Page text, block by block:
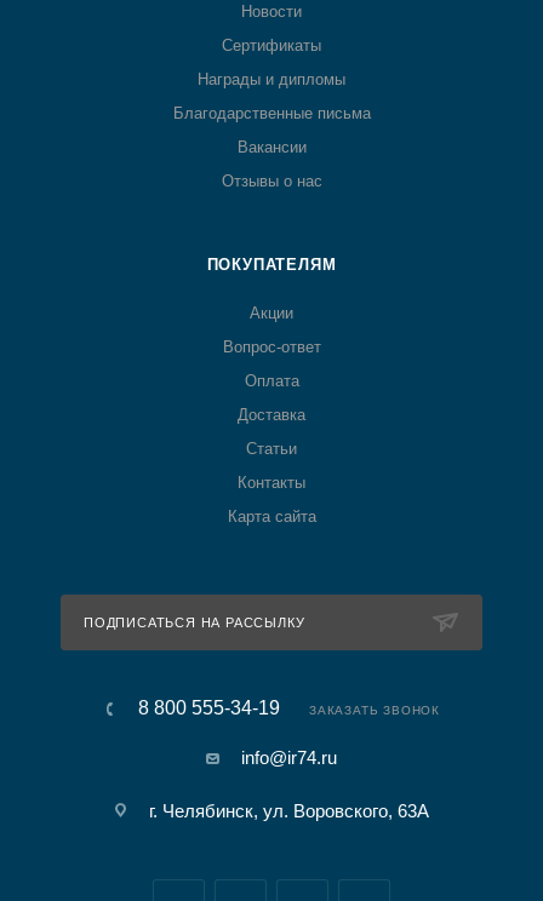
Новости
Сертификаты
Награды и дипломы
Благодарственные письма
Вакансии
Отзывы о нас
ПОКУПАТЕЛЯМ
Акции
Вопрос-ответ
Оплата
Доставка
Статьи
Контакты
Карта сайта
ПОДПИСАТЬСЯ НА РАССЫЛКУ
8 800 555-34-19 ЗАКАЗАТЬ ЗВОНОК
info@ir74.ru
г. Челябинск, ул. Воровского, 63А